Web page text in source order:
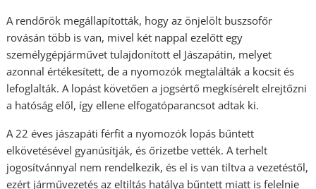
A rendőrök megállapították, hogy az önjelölt buszsofőr
rovásán több is van, mivel két nappal ezelőtt egy
személygépjárművet tulajdonított el Jászapátin, melyet
azonnal értékesített, de a nyomozók megtalálták a kocsit és
lefoglalták. A lopást követően a jogsértő megkísérelt elrejtőzni
a hatóság elől, így ellene elfogatóparancsot adtak ki.
A 22 éves jászapáti férfit a nyomozók lopás bűntett
elkövetésével gyanúsítják, és őrizetbe vették. A terhelt
jogosítvánnyal nem rendelkezik, és el is van tiltva a vezetéstől,
ezért járművezetés az eltiltás hatálya bűntett miatt is felelnie